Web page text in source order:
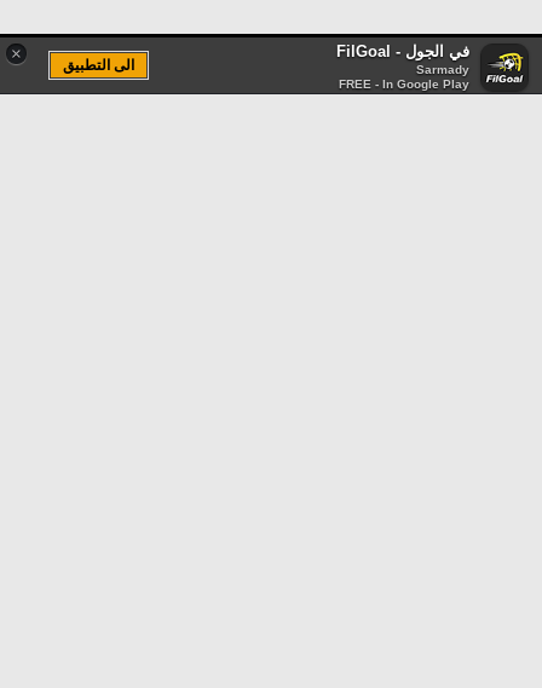
× في الجول - FilGoal
Sarmady
FREE - In Google Play
الى التطبيق